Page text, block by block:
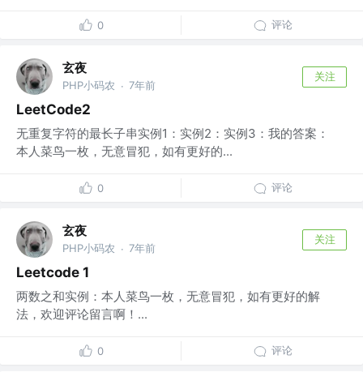
0 评论
玄夜
PHP小码农 · 7年前
关注
LeetCode2
无重复字符的最长子串实例1：实例2：实例3：我的答案：
本人菜鸟一枚，无意冒犯，如有更好的...
0 评论
玄夜
PHP小码农 · 7年前
关注
Leetcode 1
两数之和实例：本人菜鸟一枚，无意冒犯，如有更好的解
法，欢迎评论留言啊！...
0 评论